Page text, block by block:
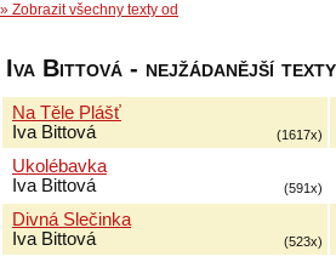
» Zobrazit všechny texty od
Iva Bittová - nejžádanější texty
Na Těle Plášť
Iva Bittová
(1617x)
Ukolébavka
Iva Bittová
(591x)
Divná Slečinka
Iva Bittová
(523x)